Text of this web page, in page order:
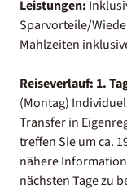
Leistungen:
Sparvorteile/
Mahlzeiten
Reiseverlauf: 1.
(Montag)
Transfer in
treffen Sie um ca.
nähere
nächsten Tage zu